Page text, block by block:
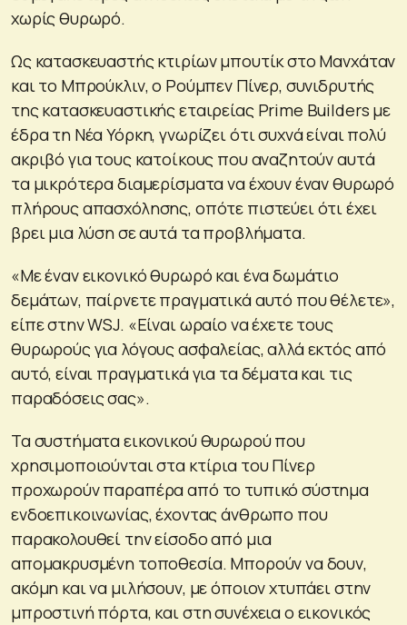
χωρίς θυρωρό.
Ως κατασκευαστής κτιρίων μπουτίκ στο Μανχάταν
και το Μπρούκλιν, ο Ρούμπεν Πίνερ, συνιδρυτής
της κατασκευαστικής εταιρείας Prime Builders με
έδρα τη Νέα Υόρκη, γνωρίζει ότι συχνά είναι πολύ
ακριβό για τους κατοίκους που αναζητούν αυτά
τα μικρότερα διαμερίσματα να έχουν έναν θυρωρό
πλήρους απασχόλησης, οπότε πιστεύει ότι έχει
βρει μια λύση σε αυτά τα προβλήματα.
«Με έναν εικονικό θυρωρό και ένα δωμάτιο
δεμάτων, παίρνετε πραγματικά αυτό που θέλετε»,
είπε στην WSJ. «Είναι ωραίο να έχετε τους
θυρωρούς για λόγους ασφαλείας, αλλά εκτός από
αυτό, είναι πραγματικά για τα δέματα και τις
παραδόσεις σας».
Τα συστήματα εικονικού θυρωρού που
χρησιμοποιούνται στα κτίρια του Πίνερ
προχωρούν παραπέρα από το τυπικό σύστημα
ενδοεπικοινωνίας, έχοντας άνθρωπο που
παρακολουθεί την είσοδο από μια
απομακρυσμένη τοποθεσία. Μπορούν να δουν,
ακόμη και να μιλήσουν, με όποιον χτυπάει στην
μπροστινή πόρτα, και στη συνέχεια ο εικονικός